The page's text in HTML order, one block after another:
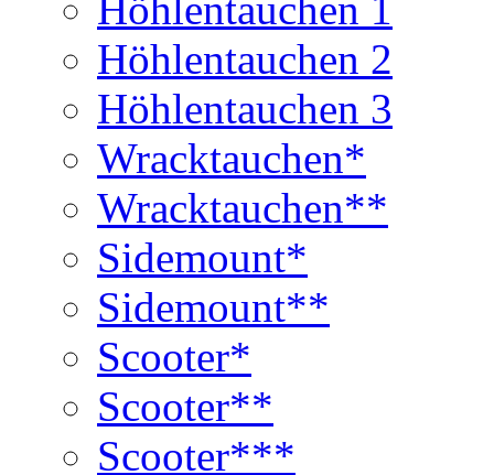
Höhlentauchen 2
Höhlentauchen 3
Wracktauchen*
Wracktauchen**
Sidemount*
Sidemount**
Scooter*
Scooter**
Scooter***